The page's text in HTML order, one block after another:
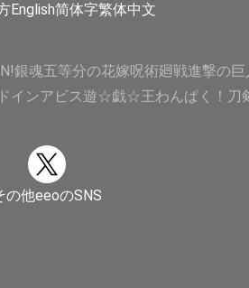
English简体字繁体中文
銀魂五等分の花嫁呪術廻戦進撃の巨
インアビス遊☆戯☆王わんぱく！刀
の他eeoのSNS